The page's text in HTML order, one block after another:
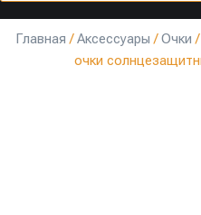
Главная /Аксессуары /Очки /
очки